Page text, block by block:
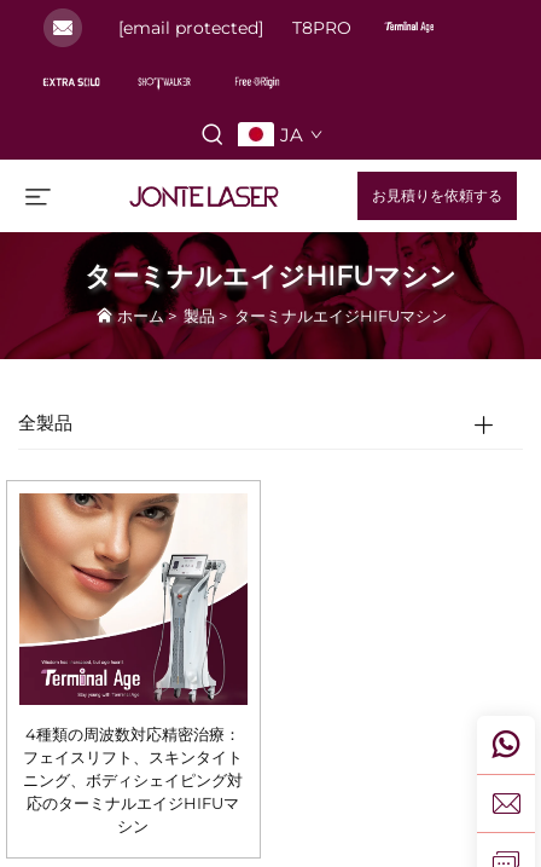
[email protected] T8PRO
JA
お見積りを依頼する
ターミナルエイジHIFUマシン
ホーム> 製品> ターミナルエイジHIFUマシン
全製品
4種類の周波数対応精密治療：
フェイスリフト、スキンタイト
ニング、ボディシェイピング対
応のターミナルエイジHIFUマ
シン